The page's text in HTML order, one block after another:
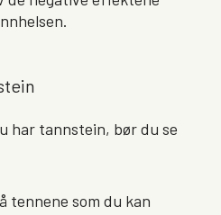
har tannstein, bør du se
tennene som du kan